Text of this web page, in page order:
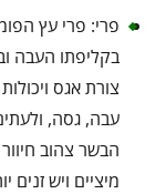
פרי: פרי עץ
בקליפתו העבה
צורת אגס
עבה, גסה,
הבשר צהוב
מיציים ויש